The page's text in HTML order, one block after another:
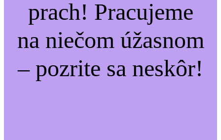
prach! Pracujeme
na niečom úžasnom
– pozrite sa neskôr!